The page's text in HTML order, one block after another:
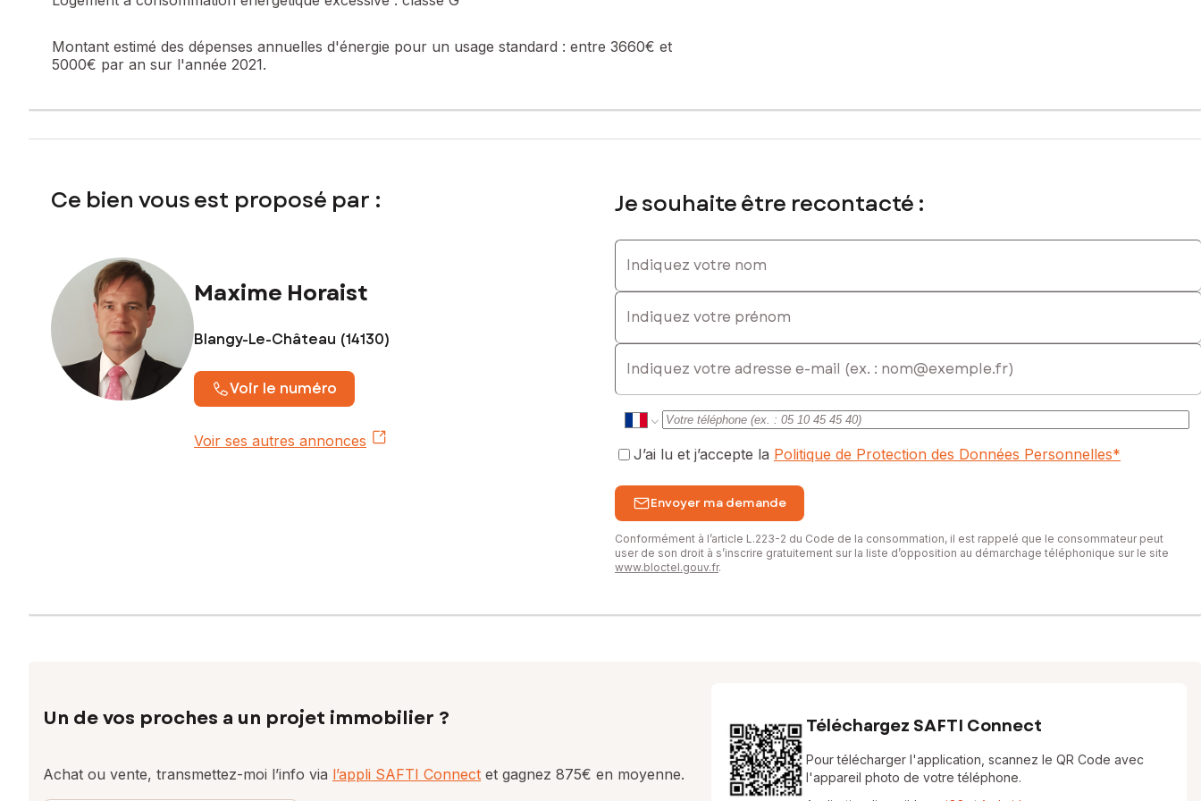
Montant estimé des dépenses annuelles d'énergie pour un usage standard : entre 3660€ et
5000€ par an sur l'année 2021.
Ce bien vous est proposé par :
Maxime Horaist
Blangy-Le-Château (14130)
Voir le numéro
Voir ses autres annonces
Je souhaite être recontacté :
Indiquez votre nom
Indiquez votre prénom
E-mail
J’ai lu et j’accepte la Politique de Protection des Données Personnelles*
Envoyer ma demande
Conformément à l’article L.223-2 du Code de la consommation, il est rappelé que le consommateur peut
user de son droit à s’inscrire gratuitement sur la liste d’opposition au démarchage téléphonique sur le site
www.bloctel.gouv.fr.
Un de vos proches a un projet immobilier ?
Achat ou vente, transmettez-moi l’info via l’appli SAFTI Connect et gagnez 875€ en moyenne.
Téléchargez SAFTI Connect
Pour télécharger l'application, scannez le QR Code avec
l'appareil photo de votre téléphone.